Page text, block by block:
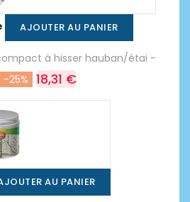
AJOUTER AU PANIER
à hisser hauban/étai -
-25% 18,31 €
AU PANIER